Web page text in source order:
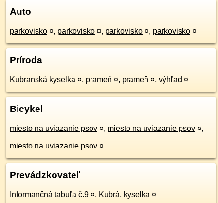
Auto
parkovisko ¤, parkovisko ¤, parkovisko ¤, parkovisko ¤
Príroda
Kubranská kyselka ¤, prameň ¤, prameň ¤, výhľad ¤
Bicykel
miesto na uviazanie psov ¤, miesto na uviazanie psov ¤,
miesto na uviazanie psov ¤
Prevádzkovateľ
Informančná tabuľa č.9 ¤, Kubrá, kyselka ¤